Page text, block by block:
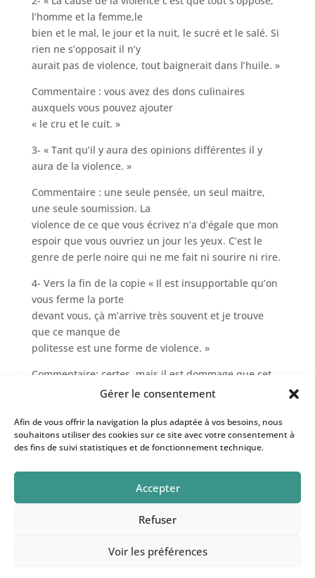
Gérer le consentement
Afin de vous offrir la navigation la plus adaptée à vos besoins, nous
souhaitons utiliser des cookies sur ce site avec votre consentement à
des fins de suivi statistiques et de fonctionnement technique.
Accepter
Refuser
Voir les préférences
l’homme et la femme,le
bien et le mal, le jour et la nuit, le sucré et le salé. Si
rien ne s’opposait il n’y
aurait pas de violence, tout baignerait dans l’huile. »
Commentaire : vous avez des dons culinaires
auxquels vous pouvez ajouter
« le cru et le cuit. »
3- « Tant qu’il y aura des opinions différentes il y
aura de la violence. »
Commentaire : une seule pensée, un seul maitre,
une seule soumission. La
violence de ce que vous écrivez n’a d’égale que mon
espoir que vous ouvriez un jour les yeux. C’est le
genre de perle noire qui ne me fait ni sourire ni rire.
4- Vers la fin de la copie « Il est insupportable qu’on
vous ferme la porte
devant vous, çà m’arrive très souvent et je trouve
que ce manque de
politesse est une forme de violence. »
Commentaire: certes, mais il est dommage que cet
exemple arrive presque
formes de violences
plus… marquantes. Ne vous inquiétez pas outre
mesure, des personnes
attentives existent, vous en rencontrerez. Oui « la
politesse est à l’homme ce
que le parfum est à la fleur. »